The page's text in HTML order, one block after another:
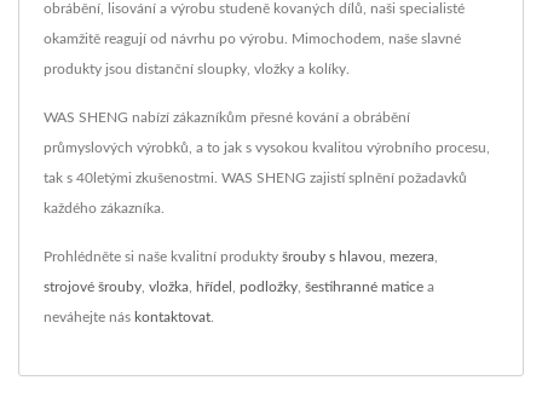
obrábění, lisování a výrobu studeně kovaných dílů, naši specialisté
okamžitě reagují od návrhu po výrobu. Mimochodem, naše slavné
produkty jsou distanční sloupky, vložky a kolíky.
WAS SHENG nabízí zákazníkům přesné kování a obrábění
průmyslových výrobků, a to jak s vysokou kvalitou výrobního procesu,
tak s 40letými zkušenostmi. WAS SHENG zajistí splnění požadavků
každého zákazníka.
Prohlédněte si naše kvalitní produkty šrouby s hlavou mezera
strojové šrouby vložka hřídel podložky šestihranné matice a
neváhejte nás kontaktovat